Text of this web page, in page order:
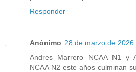
Responder
Anónimo 28 de marzo de
Andres Marrero NCAA N1 y
NCAA N2 este años culminan